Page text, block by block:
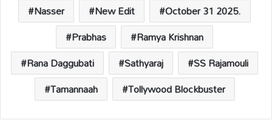
Nasser
New Edit
October 31 2025.
Prabhas
Ramya Krishnan
Rana Daggubati
Sathyaraj
SS Rajamouli
Tamannaah
Tollywood Blockbuster